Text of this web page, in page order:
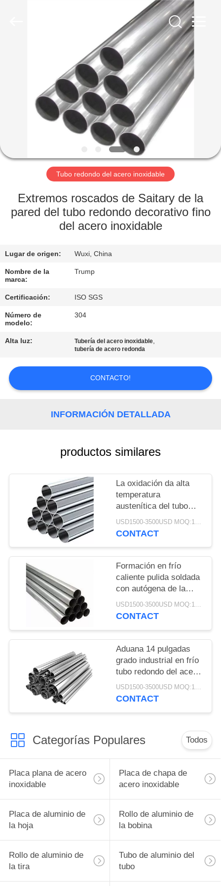
PRODUCTOS
VÍDEOS
SOBRE
NOSOTROS
RECORRIDO
LA
FÁBRICA
DE
CALIDAD
CONTACTA
CON
MAPA
SITIO
PRIVACY
POLICY
Tubo redondo del acero inoxidable
Extremos roscados de Saitary de la
pared del tubo redondo decorativo fino
del acero inoxidable
Lugar de origen: Wuxi, China
Nombre de la
marca:
Trump
Certificación: ISO SGS
Número de
modelo:
304
Alta luz: Tubería del acero inoxidable,
tubería de acero redonda
CONTACTO!
INFORMACIÓN DETALLADA
productos similares
La oxidación da alta
temperatura
austenítica del tubo
redondo primero del
acero inoxidable
USD1500-3500USD MOQ:1 tonelada
CONTACT
Formación en frío
caliente pulida soldada
con autógena de la
tubería estructural del
acero inoxidable
USD1500-3500USD MOQ:1 tonelada
CONTACT
Aduana 14 pulgadas
grado industrial en frío
tubo redondo del acero
inoxidable de 16
pulgadas
USD1500-3500USD MOQ:1 tonelada
CONTACT
Categorías Populares Todos
Placa plana de acero
inoxidable
Placa de chapa de
acero inoxidable
Placa de aluminio de
la hoja
Rollo de aluminio de
la bobina
Rollo de aluminio de
la tira
Tubo de aluminio del
tubo